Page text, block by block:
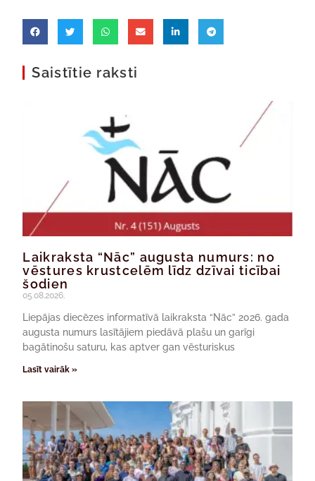
Saistītie raksti
Laikraksta “Nāc” augusta numurs: no
vēstures krustcelēm līdz dzīvai ticībai
šodien
05.08.2026.
Liepājas diecēzes informatīvā laikraksta “Nāc” 2026. gada
augusta numurs lasītājiem piedāvā plašu un garīgi
bagātinošu saturu, kas aptver gan vēsturiskus
Lasīt vairāk »